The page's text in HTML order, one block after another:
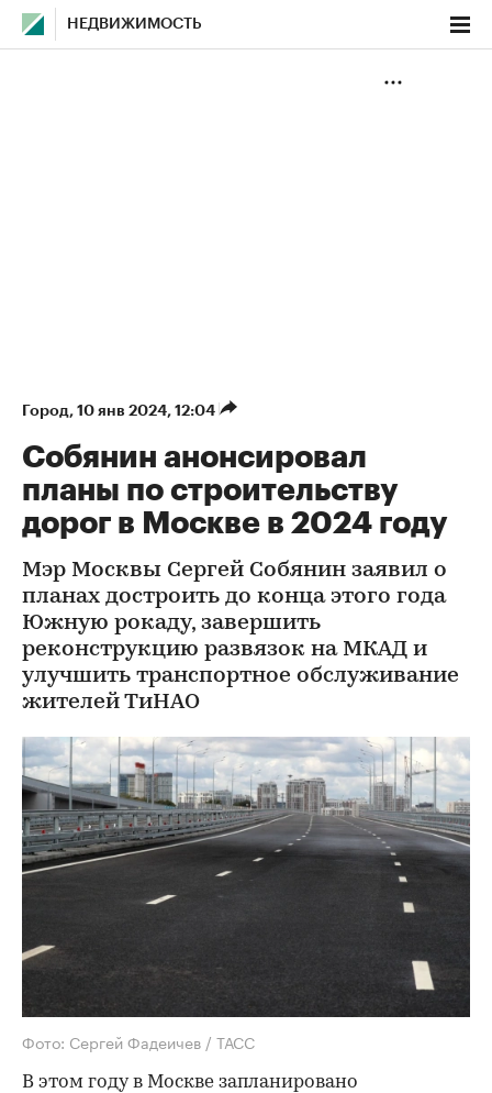
НЕДВИЖИМОСТЬ
Город⁠, 10 янв 2024, 12:04
Собянин анонсировал
планы по строительству
дорог в Москве в 2024 году
Мэр Москвы Сергей Собянин заявил о
планах достроить до конца этого года
Южную рокаду, завершить
реконструкцию развязок на МКАД и
улучшить транспортное обслуживание
жителей ТиНАО
Фото: Сергей Фадеичев / ТАСС
В этом году в Москве запланировано